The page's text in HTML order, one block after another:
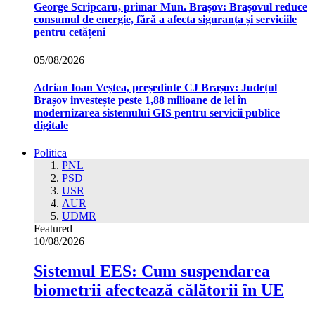
George Scripcaru, primar Mun. Brașov: Brașovul reduce
consumul de energie, fără a afecta siguranța și serviciile
pentru cetățeni
05/08/2026
Adrian Ioan Veștea, președinte CJ Brașov: Județul
Brașov investește peste 1,88 milioane de lei în
modernizarea sistemului GIS pentru servicii publice
digitale
Politica
PNL
PSD
USR
AUR
UDMR
Featured
10/08/2026
Sistemul EES: Cum suspendarea
biometrii afectează călătorii în UE